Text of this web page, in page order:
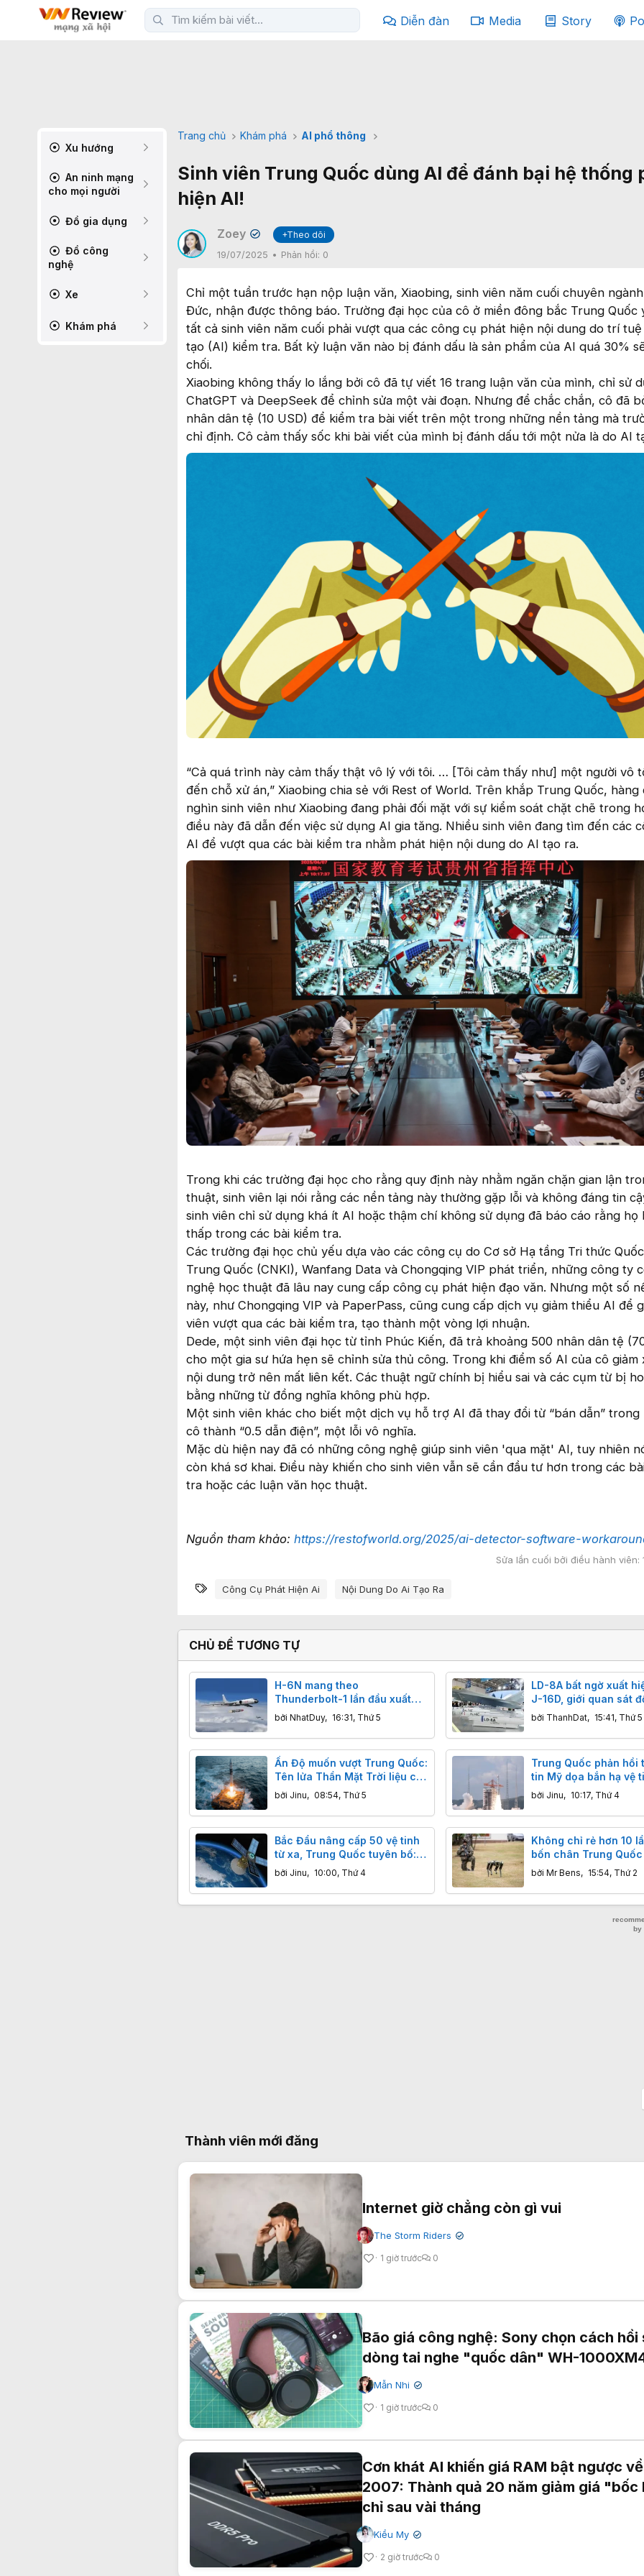
Diễn đàn Media Story
Xu hướng
An ninh mạng
cho mọi người
Đồ gia dụng
Đồ công
nghệ
Xe
Khám phá
Trang chủ Khám phá AI phổ thông
Sinh viên Trung Quốc dùng AI để đánh bại hệ thống
hiện AI!
Zoey ✔
+Theo dõi
19/07/2025
Phản hồi: 0
Chỉ một tuần trước hạn nộp luận văn, Xiaobing, sinh viên năm cuối chuyên
Đức, nhận được thông báo. Trường đại học của cô ở miền đông bắc Trung Quốc
tất cả sinh viên năm cuối phải vượt qua các công cụ phát hiện nội dung do trí
tạo (AI) kiểm tra. Bất kỳ luận văn nào bị đánh dấu là sản phẩm của AI quá 30%
chối.
Xiaobing không thấy lo lắng bởi cô đã tự viết 16 trang luận văn của mình, chỉ sử
ChatGPT và DeepSeek để chỉnh sửa một vài đoạn. Nhưng để chắc chắn, cô đã
nhân dân tệ (10 USD) để kiểm tra bài viết trên một trong những nền tảng mà
chỉ định. Cô cảm thấy sốc khi bài viết của mình bị đánh dấu tới một nửa là do AI
“Cả quá trình này cảm thấy thật vô lý với tôi. … [Tôi cảm thấy như] một người vô
đến chỗ xử án,” Xiaobing chia sẻ với Rest of World. Trên khắp Trung Quốc, hàng
nghìn sinh viên như Xiaobing đang phải đối mặt với sự kiểm soát chặt chẽ trong
điều này đã dẫn đến việc sử dụng AI gia tăng. Nhiều sinh viên đang tìm đến các
AI để vượt qua các bài kiểm tra nhằm phát hiện nội dung do AI tạo ra.
Trong khi các trường đại học cho rằng quy định này nhằm ngăn chặn gian lận
thuật, sinh viên lại nói rằng các nền tảng này thường gặp lỗi và không đáng tin
sinh viên chỉ sử dụng khá ít AI hoặc thậm chí không sử dụng đã báo cáo rằng họ
thấp trong các bài kiểm tra.
Các trường đại học chủ yếu dựa vào các công cụ do Cơ sở Hạ tầng Tri thức
Trung Quốc (CNKI), Wanfang Data và Chongqing VIP phát triển, những công ty
nghệ học thuật đã lâu nay cung cấp công cụ phát hiện đạo văn. Nhưng một số
này, như Chongqing VIP và PaperPass, cũng cung cấp dịch vụ giảm thiểu AI để
viên vượt qua các bài kiểm tra, tạo thành một vòng lợi nhuận.
Dede, một sinh viên đại học từ tỉnh Phúc Kiến, đã trả khoảng 500 nhân dân tệ
cho một gia sư hứa hẹn sẽ chỉnh sửa thủ công. Trong khi điểm số AI của cô giảm
nội dung trở nên mất liên kết. Các thuật ngữ chính bị hiểu sai và các cụm từ bị
bằng những từ đồng nghĩa không phù hợp.
Một sinh viên khác cho biết một dịch vụ hỗ trợ AI đã thay đổi từ “bán dẫn” trong
cô thành “0.5 dẫn điện”, một lỗi vô nghĩa.
Mặc dù hiện nay đã có những công nghệ giúp sinh viên 'qua mặt' AI, tuy nhiên
còn khá sơ khai. Điều này khiến cho sinh viên vẫn sẽ cần đầu tư hơn trong các
tra hoặc các luận văn học thuật.
Nguồn tham khảo: https://restofworld.org/2025/ai-detector-software-
Sửa lần cuối bởi điều hành viên:
Từ khóa
Công Cụ Phát Hiện Ai Nội Dung Do Ai Tạo Ra
CHỦ ĐỀ TƯƠNG TỰ
H-6N mang theo
Thunderbolt-1 lần đầu xuất
hiện: Trung Quốc đang gửi
thông điệp gì tới các nhóm
tàu sân bay?
bởi NhatDuy, 16:31, Thứ 5
LD-8A bất ngờ xuất
J-16D, giới quan sát
thay đổi nhận định về
chống radar mới của
Quốc
bởi ThanhDat, 15:41, Thứ 5
Ấn Độ muốn vượt Trung Quốc:
Tên lửa Thần Mặt Trời liệu có
vội vàng?
bởi Jinu, 08:54, Thứ 5
Trung Quốc phản hồi
tin Mỹ dọa bắn hạ vệ
Trung Quốc
bởi Jinu, 10:17, Thứ 4
Bắc Đẩu nâng cấp 50 vệ tinh
từ xa, Trung Quốc tuyên bố:
Công nghệ đột phá, độ chính
xác centimet vượt trội GPS
bởi Jinu, 10:00, Thứ 4
Không chỉ rẻ hơn 10
bốn chân Trung
khiến chuỗi cung ứng
Tây rơi vào thế khó
nào?
bởi Mr Bens, 15:54, Thứ 2
Thành viên mới đăng
Internet giờ chẳng còn gì vui
The Storm Riders ✔
1 giờ trước 0
Bão giá công nghệ: Sony chọn cách hồi
dòng tai nghe "quốc dân" WH-
Mẫn Nhi ✔
1 giờ trước 0
Cơn khát AI khiến giá RAM bật ngược
2007: Thành quả 20 năm giảm giá "bốc
chỉ sau vài tháng
Kiều My ✔
2 giờ trước 0